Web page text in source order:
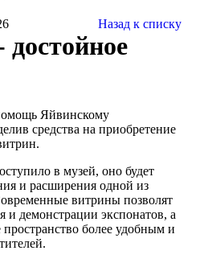
Назад к списку
Яйвинскому
средства на приобретение
в музей, оно будет
и расширения одной из
витрины позволят
и демонстрации экспонатов, а
пространство более удобным и